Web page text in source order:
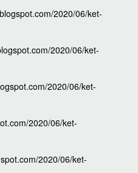
2020/06/ket-
2020/06/ket-
2020/06/ket-
2020/06/ket-
2020/06/ket-